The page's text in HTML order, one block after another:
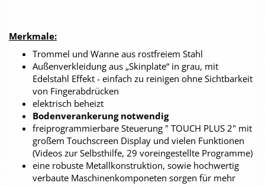
Merkmale:
Trommel und Wanne aus rostfreiem Stahl
Außenverkleidung aus „Skinplate“ in grau, mit
Edelstahl Effekt - einfach zu reinigen ohne Sichtbarkeit
von Fingerabdrücken
elektrisch beheizt
Bodenverankerung notwendig
freiprogrammierbare Steuerung " TOUCH PLUS 2" mit
großem Touchscreen Display und vielen Funktionen
(Videos zur Selbsthilfe, 29 voreingestellte Programme)
eine robuste Metallkonstruktion, sowie hochwertig
verbaute Maschinenkomponeten sorgen für mehr